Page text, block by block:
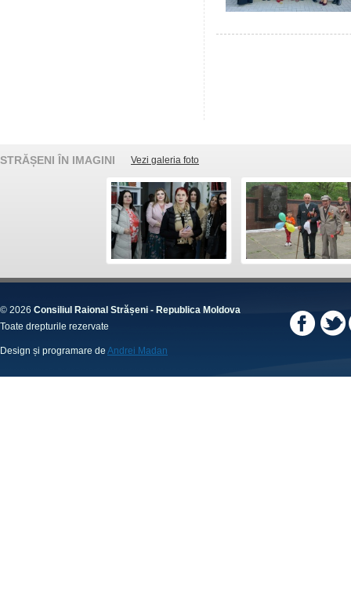
STRĂȘENI ÎN IMAGINI Vezi galeria foto
© 2026 Consiliul Raional Strășeni - Republica Moldova
Toate drepturile rezervate
Design și programare de Andrei Madan